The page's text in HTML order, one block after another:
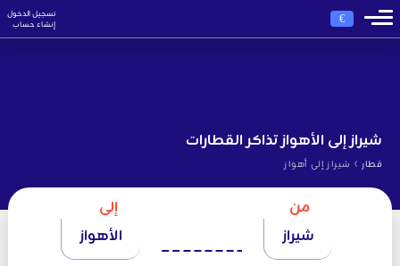
€
تسجيل الدخول
إنشاء حساب
شيراز إلى الأهواز تذاكر القطارات
قطار › شيراز إلى أهواز
من
شيراز
إلى
الأهواز